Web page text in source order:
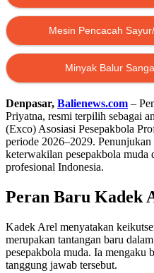
Mesin Pencacah
Minyak Balur
Denpasar, Balienews.com –
Priyatna, resmi terpilih sebagai
(Exco) Asosiasi Pesepakbola
periode 2026–2029.
keterwakilan pesepakbola muda
profesional Indonesia.
Peran Baru Kadek
Kadek Arel menyatakan
merupakan tantangan baru
pesepakbola muda. Ia mengaku
tanggung jawab tersebut.